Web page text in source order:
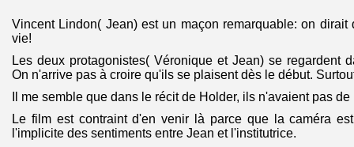
Vincent Lindon( Jean) est un maçon remarquable: on
vie!
Les deux protagonistes( Véronique et Jean) se regardent
On n'arrive pas à croire qu'ils se plaisent dès le début.
Il me semble que dans le récit de Holder, ils n'avaient pas
Le film est contraint d'en venir là parce que la caméra
l'implicite des sentiments entre Jean et l'institutrice.